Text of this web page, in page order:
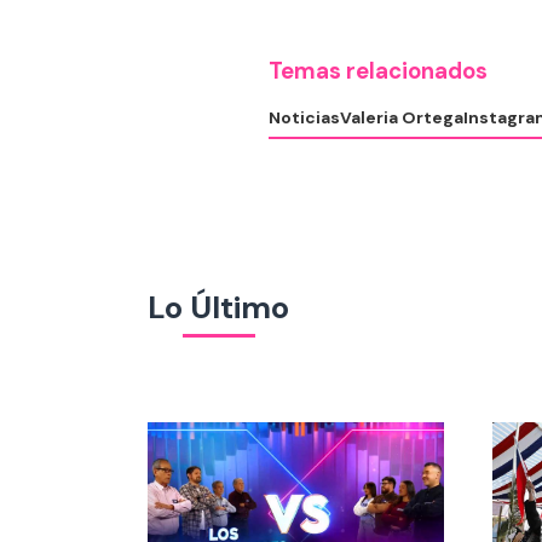
Temas relacionados
NoticiasValeria Ortega
Lo Último